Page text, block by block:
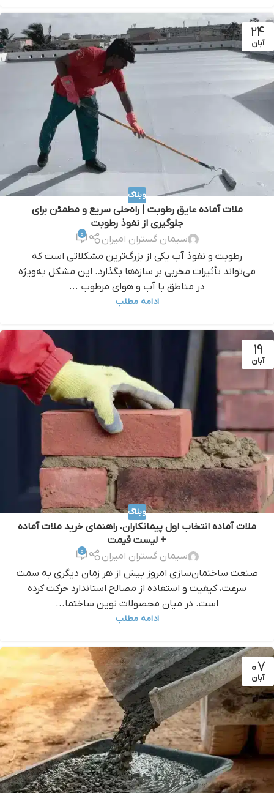
24
آبان
وبلاگ
ملات آماده عایق رطوبت | راه‌حلی سریع و مطمئن برای
جلوگیری از نفوذ رطوبت
سیمان گستران امیران
0
رطوبت و نفوذ آب یکی از بزرگ‌ترین مشکلاتی است که
می‌تواند تأثیرات مخربی بر سازه‌ها بگذارد. این مشکل به‌ویژه
در مناطق با آب و هوای مرطوب ...
ادامه مطلب
19
آبان
وبلاگ
ملات آماده انتخاب اول پیمانکاران، راهنمای خرید ملات آماده
+ لیست قیمت
سیمان گستران امیران
0
صنعت ساختمان‌سازی امروز بیش از هر زمان دیگری به سمت
سرعت، کیفیت و استفاده از مصالح استاندارد حرکت کرده
است. در میان محصولات نوین ساختما...
ادامه مطلب
07
آبان